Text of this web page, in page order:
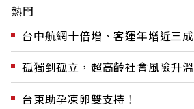
熱門
台中航網十倍增、客運年增近三成
孤獨到孤立，超高齡社會風險升溫
台東助孕凍卵雙支持！